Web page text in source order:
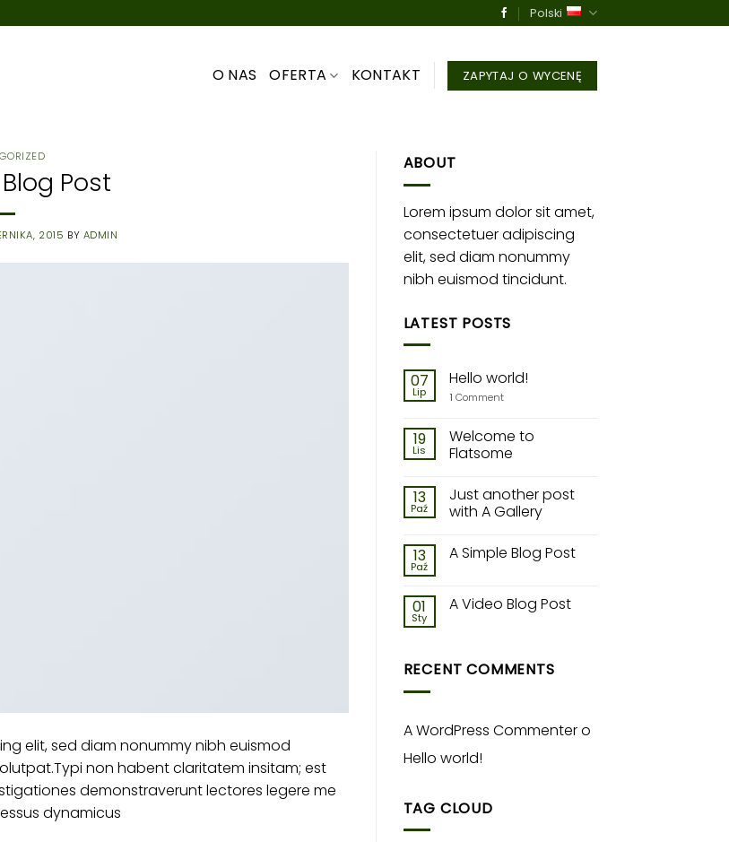
Polski
O NAS OFERTA KONTAKT ZAPYTAJ O WYCENĘ
Post
2015 BY ADMIN
elit, sed diam nonummy nibh euismod
non habent claritatem insitam; est
demonstraverunt lectores legere me
dynamicus
ABOUT
Lorem ipsum dolor sit amet,
consectetuer adipiscing
elit, sed diam nonummy
nibh euismod tincidunt.
LATEST POSTS
07
Lip
Hello world!
1 Comment
19
Lis
Welcome to
Flatsome
13
Paź
Just another post
with A Gallery
13
Paź
A Simple Blog Post
01
Sty
A Video Blog Post
RECENT COMMENTS
A WordPress Commentero
Hello world!
TAG CLOUD